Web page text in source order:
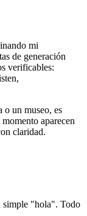
mi
de generación
verificables:
o un museo, es
aparecen
claridad.
simple "hola". Todo